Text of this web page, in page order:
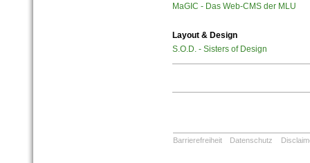
MaGIC - Das Web-CMS der MLU
Layout & Design
S.O.D. - Sisters of Design
Barrierefreiheit Datenschutz